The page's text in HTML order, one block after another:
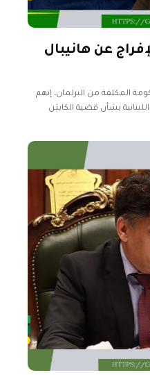
عن هانيبال
المكلفة من البرلمان، إنهم
بشأن قضية الكابتن
تلفزيونية لفضائية "ليبيا